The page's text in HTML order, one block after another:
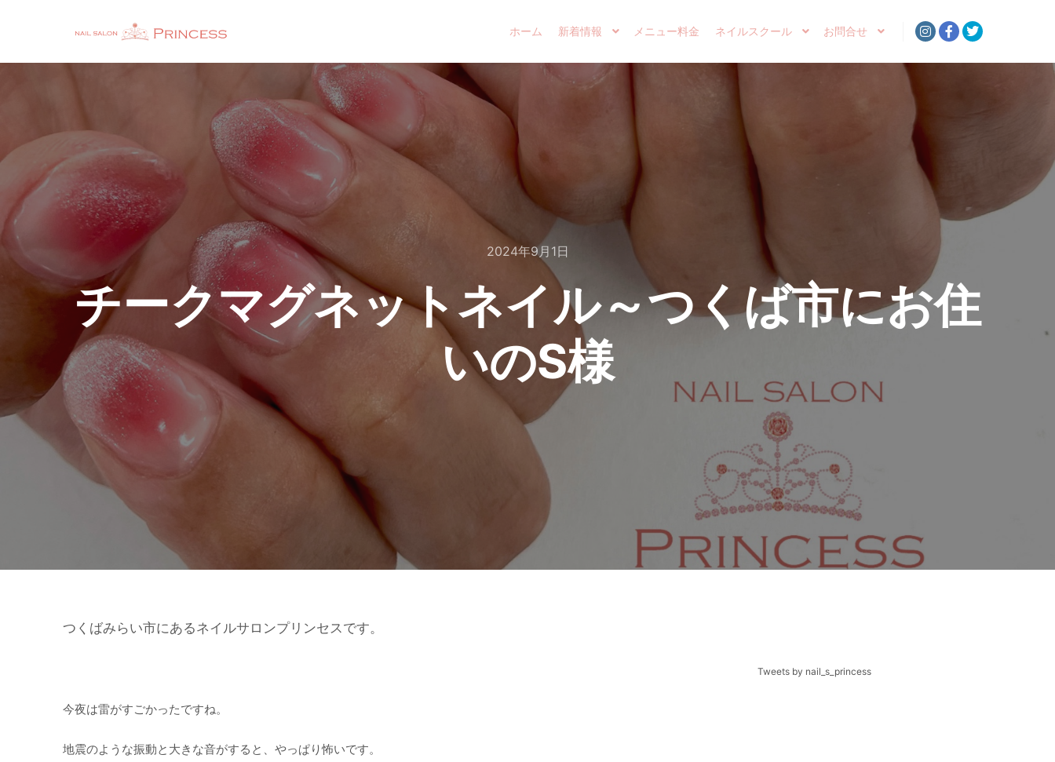
ホーム 新着情報 メニュー料金 ネイルスクール お問合せ
2024年9月1日
チークマグネットネイル～つくば市にお住
いのS様
つくばみらい市にあるネイルサロンプリンセスです。
今夜は雷がすごかったですね。
地震のような振動と大きな音がすると、やっぱり怖いです。
Tweets by nail_s_princess